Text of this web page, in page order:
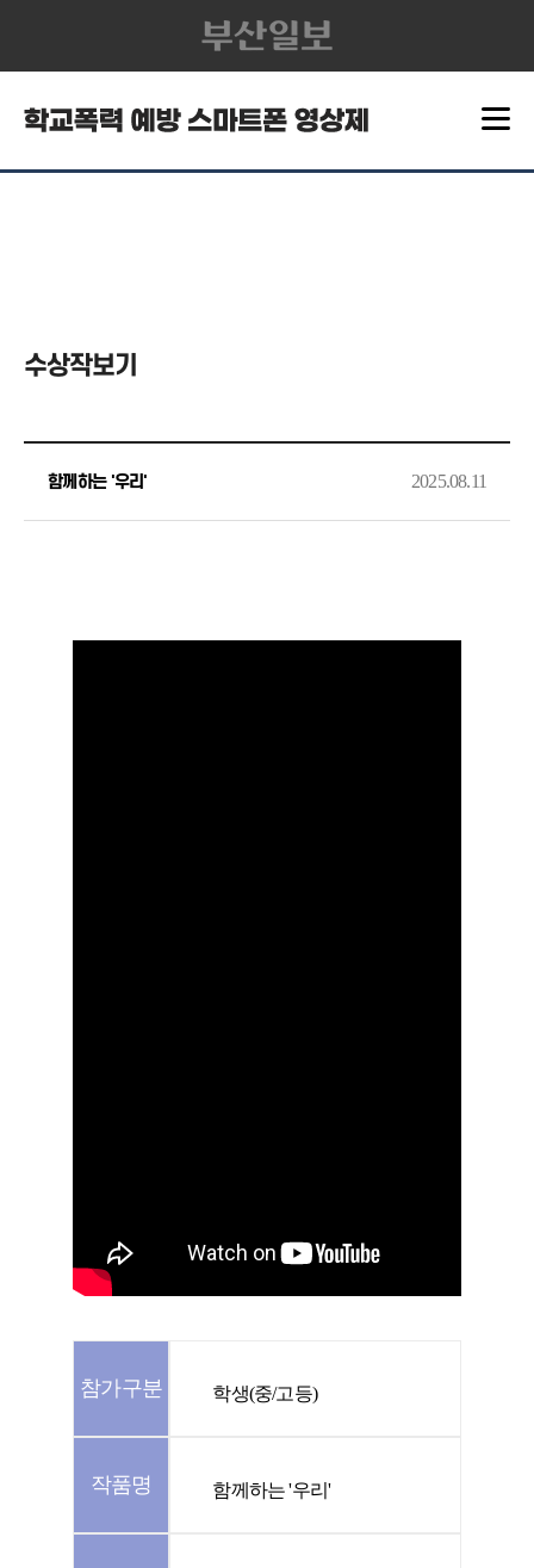
수상작보기
함께하는 '우리' 2025.08.11
참가구분 학생(중/고등)
작품명 함께하는 '우리'